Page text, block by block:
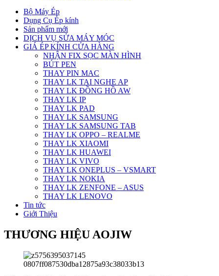
Bộ Máy Ép
Dụng Cụ Ép kính
Sản phẩm mới
DỊCH VỤ SỬA MÁY MÓC
GIÁ ÉP KÍNH CỬA HÀNG
NHẬN FIX SỌC MÀN HÌNH
BÚT PEN
THAY PIN MAC
THAY LK TAI NGHE AP
THAY LK ĐỒNG HỒ AW
THAY LK IP
THAY LK PAD
THAY LK SAMSUNG
THAY LK SAMSUNG TAB
THAY LK OPPO – REALME
THAY LK XIAOMI
THAY LK HUAWEI
THAY LK VIVO
THAY LK ONEPLUS – VSMART
THAY LK NOKIA
THAY LK ZENFONE – ASUS
THAY LK LENOVO
Tin tức
Giới Thiệu
THƯƠNG HIỆU AOJIW